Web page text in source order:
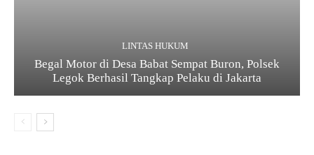
LINTAS HUKUM
Begal Motor di Desa Babat Sempat Buron, Polsek
Legok Berhasil Tangkap Pelaku di Jakarta